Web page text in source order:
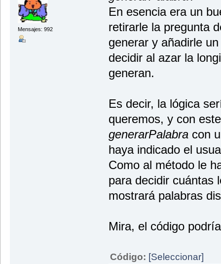
Mensajes: 992
En esencia era un
retirarle la pregunta
generar y añadirle
decidir al azar la
generan.
Es decir, la lógica
queremos, y con
generarPalabracon
haya indicado el
Como al método le
para decidir cuántas
mostrará palabras
Mira, el código
Código: [Seleccionar]